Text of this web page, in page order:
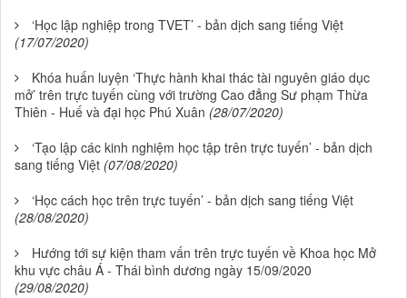
‘Học lập nghiệp trong TVET’ - bản dịch sang tiếng Việt
(17/07/2020)
Khóa huấn luyện ‘Thực hành khai thác tài nguyên giáo dục
mở’ trên trực tuyến cùng với trường Cao đẳng Sư phạm Thừa
Thiên - Huế và đại học Phú Xuân (28/07/2020)
‘Tạo lập các kinh nghiệm học tập trên trực tuyến’ - bản dịch
sang tiếng Việt (07/08/2020)
‘Học cách học trên trực tuyến’ - bản dịch sang tiếng Việt
(28/08/2020)
Hướng tới sự kiện tham vấn trên trực tuyến về Khoa học Mở
khu vực châu Á - Thái bình dương ngày 15/09/2020
(29/08/2020)